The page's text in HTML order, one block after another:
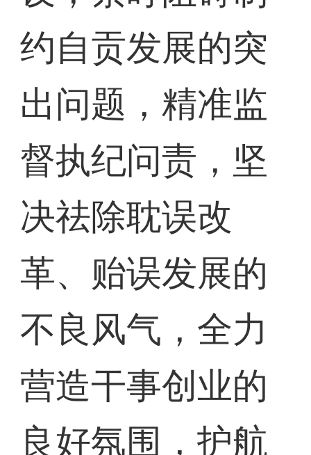
约自贡发展的突
出问题，精准监
督执纪问责，坚
决祛除耽误改
革、贻误发展的
不良风气，全力
营造干事创业的
良好氛围，护航